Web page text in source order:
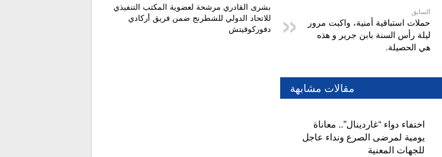
بشرى القادري مرشحة لعضوية المكتب التنفيذي
للاتحاد الدولي للشطرنج ضمن فريق أركادي
دفوركوفيتش
السابق
حملات استباقية أمنية، واكبت مرور
ليلة رأس السنة بابن جرير و هذه
هي الحصيلة.
مقالات مشابهة
اختفاء دواء “غاردينال”.. معاناة
يومية لمرضى الصرع ونداء عاجل
للجهات المعنية